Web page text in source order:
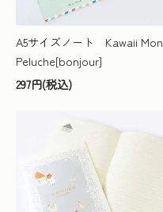
A5サイズノート Kawaii Mon
Peluche[bonjour]
297円(税込)